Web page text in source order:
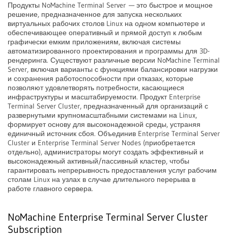
Продукты NoMachine Terminal Server — это быстрое и мощное
решение, предназначенное для запуска нескольких
виртуальных рабочих столов Linux на одном компьютере и
обеспечивающее оперативный и прямой доступ к любым
графически емким приложениям, включая системы
автоматизированного проектирования и программы для 3D-
рендеринга. Существуют различные версии NoMachine Terminal
Server, включая варианты с функциями балансировки нагрузки
и сохранения работоспособности при отказах, которые
позволяют удовлетворять потребности, касающиеся
инфраструктуры и масштабируемости. Продукт Enterprise
Terminal Server Cluster, предназначенный для организаций с
развернутыми крупномасштабными системами на Linux,
формирует основу для высоконадежной среды, устраняя
единичный источник сбоя. Объединив Enterprise Terminal Server
Cluster и Enterprise Terminal Server Nodes (приобретается
отдельно), администраторы могут создать эффективный и
высоконадежный активный/пассивный кластер, чтобы
гарантировать непрерывность предоставления услуг рабочим
столам Linux на узлах в случае длительного перерыва в
работе главного сервера.
NoMachine Enterprise Terminal Server Cluster
Subscription